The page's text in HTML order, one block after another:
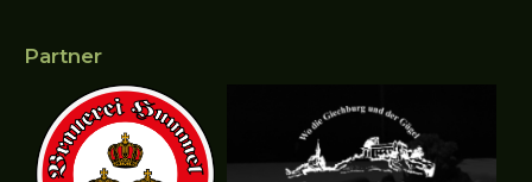
Partner